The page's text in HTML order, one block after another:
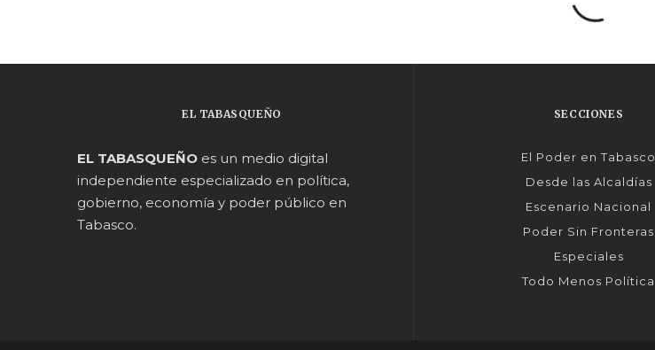
EL TABASQUEÑO
EL TABASQUEÑO es un medio digital
independiente especializado en política,
gobierno, economía y poder público en
Tabasco.
SECCIONES
El Poder en Tabasco
Desde las Alcaldías
Escenario Nacional
Poder Sin Fronteras
Especiales
Todo Menos Política